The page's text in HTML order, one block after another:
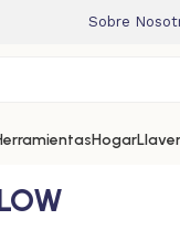
Sobre
Hogar